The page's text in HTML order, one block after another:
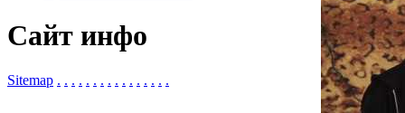
Сайт инфо
Sitemap . . . . . . . . . . . . . . . .